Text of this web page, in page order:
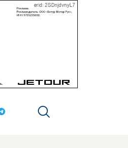
erid: 2SDnjdvnyL7